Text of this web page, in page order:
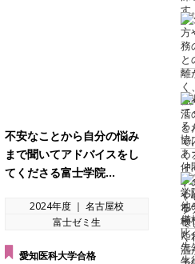
不安なことから自分の悩み
まで聞いてアドバイスをし
てくださる富士学院…
2024年度 ｜ 名古屋校
富士ゼミ生
愛知医科大学合格